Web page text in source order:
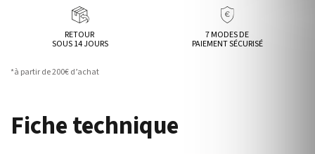
RETOUR
SOUS 14 JOURS
7 MODES DE
PAIEMENT SÉCURISÉ
*à partir de 200€ d’achat
Fiche technique